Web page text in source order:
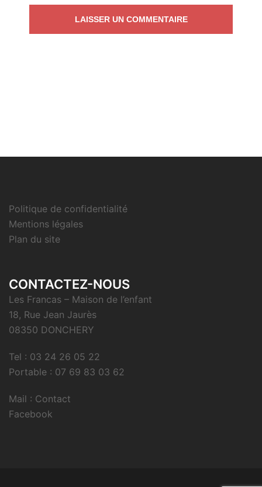
Politique de confidentialité
Mentions légales
Plan du site
CONTACTEZ-NOUS
Les Francas – Maison de l’enfant
18, Rue Jean Jaurès
08350 DONCHERY
Tel : 03 24 26 05 22
Portable : 07 69 83 03 62
Mail : Contact
Facebook